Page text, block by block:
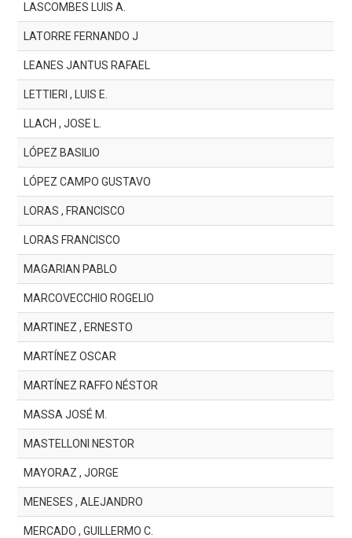
LASCOMBES LUIS A.
LATORRE FERNANDO J
LEANES JANTUS RAFAEL
LETTIERI , LUIS E.
LLACH , JOSE L.
LÓPEZ BASILIO
LÓPEZ CAMPO GUSTAVO
LORAS , FRANCISCO
LORAS FRANCISCO
MAGARIAN PABLO
MARCOVECCHIO ROGELIO
MARTINEZ , ERNESTO
MARTÍNEZ OSCAR
MARTÍNEZ RAFFO NÉSTOR
MASSA JOSÉ M.
MASTELLONI NESTOR
MAYORAZ , JORGE
MENESES , ALEJANDRO
MERCADO , GUILLERMO C.